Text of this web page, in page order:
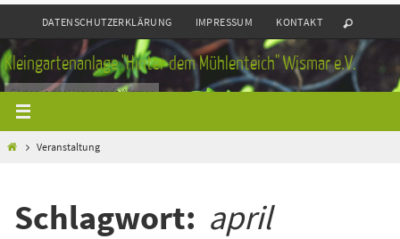
Inhalt
springen
DATENSCHUTZERKLÄRUNG IMPRESSUM KONTAKT
Kleingartenanlage "Hinter dem Mühlenteich" Wismar e.V.
Gärten in der Hansestadt Wismar
HomeVeranstaltung
Schlagwort: april